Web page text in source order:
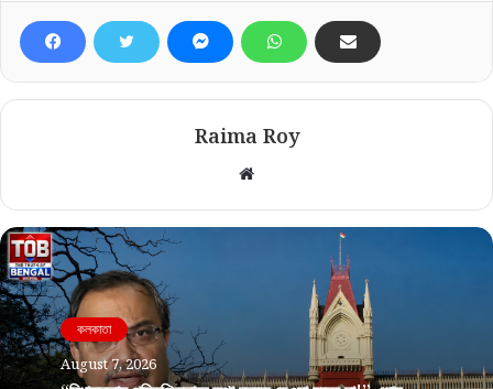
টাকা পয়সা নিয়ে চরম সতর্কতা! বুধবার বড় বিপদের মুখে কোন কোন রাশি?